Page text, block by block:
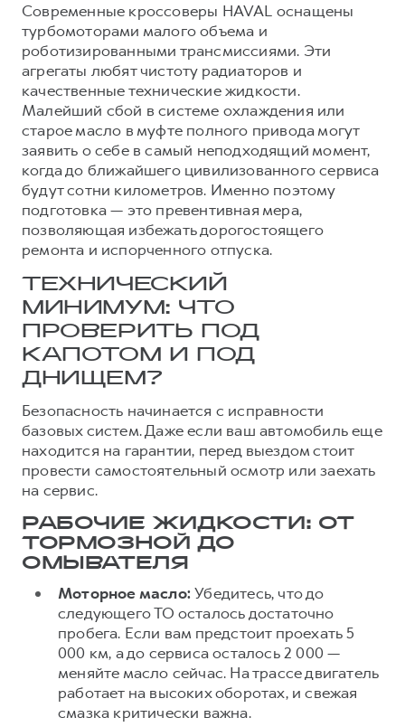
Современные кроссоверы HAVAL оснащены
турбомоторами малого объема и
роботизированными трансмиссиями. Эти
агрегаты любят чистоту радиаторов и
качественные технические жидкости.
Малейший сбой в системе охлаждения или
старое масло в муфте полного привода могут
заявить о себе в самый неподходящий момент,
когда до ближайшего цивилизованного сервиса
будут сотни километров. Именно поэтому
подготовка — это превентивная мера,
позволяющая избежать дорогостоящего
ремонта и испорченного отпуска.
ТЕХНИЧЕСКИЙ
МИНИМУМ: ЧТО
ПРОВЕРИТЬ ПОД
КАПОТОМ И ПОД
ДНИЩЕМ?
Безопасность начинается с исправности
базовых систем. Даже если ваш автомобиль еще
находится на гарантии, перед выездом стоит
провести самостоятельный осмотр или заехать
на сервис.
РАБОЧИЕ ЖИДКОСТИ: ОТ
ТОРМОЗНОЙ ДО
ОМЫВАТЕЛЯ
Моторное масло:Убедитесь, что до
следующего ТО осталось достаточно
пробега. Если вам предстоит проехать 5
000 км, а до сервиса осталось 2 000 —
меняйте масло сейчас. На трассе двигатель
работает на высоких оборотах, и свежая
смазка критически важна.